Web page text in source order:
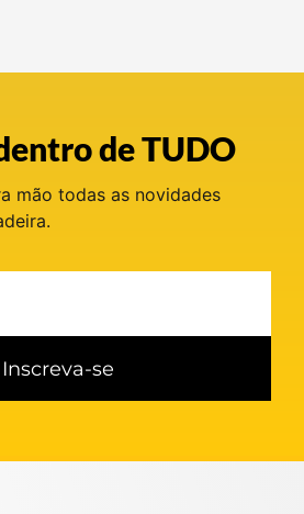
de TUDO
mão todas as novidades
Inscreva-se